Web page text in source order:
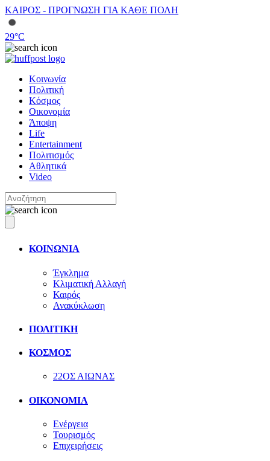
ΚΑΙΡΟΣ - ΠΡΟΓΝΩΣΗ ΓΙΑ ΚΑΘΕ ΠΟΛΗ
29°C
Κοινωνία
Πολιτική
Κόσμος
Οικονομία
Άποψη
Life
Entertainment
Πολιτισμός
Αθλητικά
Video
ΚΟΙΝΩΝΙΑ
Έγκλημα
Κλιματική Αλλαγή
Καιρός
Ανακύκλωση
ΠΟΛΙΤΙΚΗ
ΚΟΣΜΟΣ
22ΟΣ ΑΙΩΝΑΣ
ΟΙΚΟΝΟΜΙΑ
Ενέργεια
Τουρισμός
Επιχειρήσεις